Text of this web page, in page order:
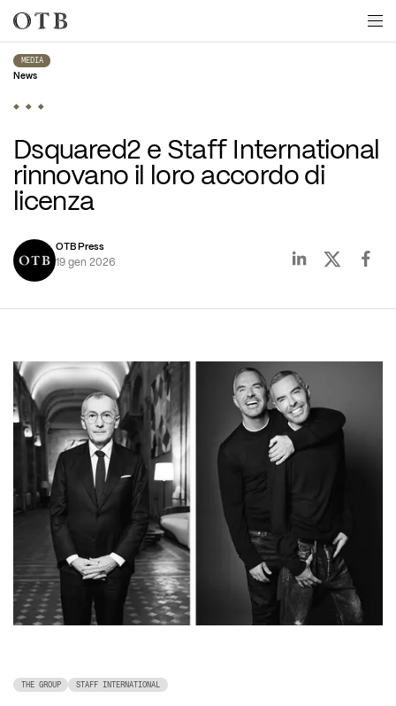
Skip to main content
MEDIA
News
Dsquared2 e Staff International
rinnovano il loro accordo di
licenza
OTB Press
19 gen 2026
THE GROUP STAFF INTERNATIONAL